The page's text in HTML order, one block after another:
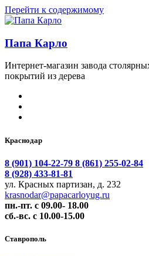
Перейти к содержимому
Папа Карло
Интернет-магазин завода
покрытий из дерева
Краснодар
8 (901) 104-22-79 8 (861) 255-02-84
8 (928) 433-81-81
ул. Красных партизан, д. 232
krasnodar@papacarloyug.ru
пн.-пт. с 09.00- 18.00
сб.-вс. с 10.00-15.00
Ставрополь